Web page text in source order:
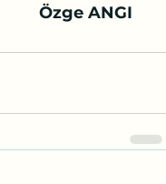
Özge ANGI